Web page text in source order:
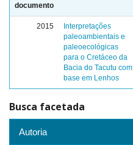
documento
2015
Interpretações
paleoambientais e
paleoecológicas
para o Cretáceo da
Bacia do Tacutu com
base em Lenhos
Busca facetada
Autoria